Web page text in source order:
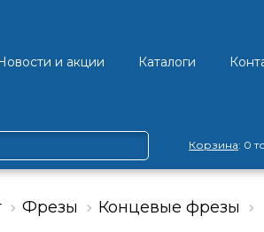
и акции Каталоги
Корзина: 0
Фрезы
Концевые фрезы